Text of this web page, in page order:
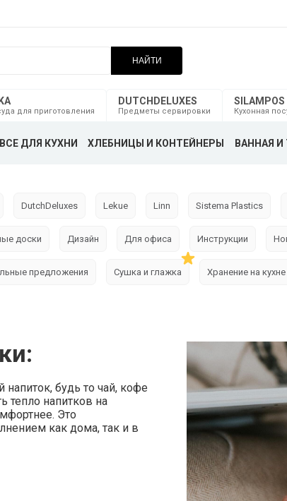
НАЙТИ
для приготовления
DUTCHDELUXES
Предметы сервировки
SILAMPOS
Кухонная
ВСЕ ДЛЯ КУХНИ ХЛЕБНИЦЫ И КОНТЕЙНЕРЫ ВАННАЯ И
DutchDeluxes Lekue Linn Sistema Plastics
доски Дизайн Для офиса Инструкции
предложения Сушка и глажка Хранение на кухне
будь то чай, кофе
тепло напитков на
Это
как дома, так и в